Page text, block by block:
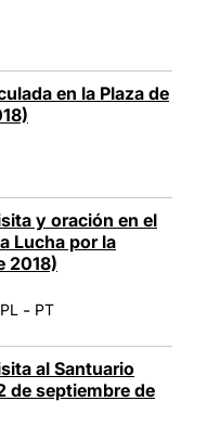
en la Plaza de
y oración en el
Lucha por la
2018)
PL - PT
al Santuario
de septiembre de